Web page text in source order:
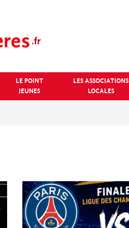
LE POINT
JEUNES
LES ASSOCIATIONS
LOCALES